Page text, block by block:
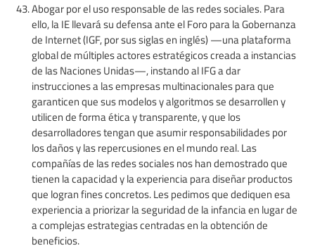
Abogar por el uso responsable de las redes sociales. Para
ello, la IE llevará su defensa ante el Foro para la Gobernanza
de Internet (IGF, por sus siglas en inglés) —una plataforma
global de múltiples actores estratégicos creada a instancias
de las Naciones Unidas—, instando al IFG a dar
instrucciones a las empresas multinacionales para que
garanticen que sus modelos y algoritmos se desarrollen y
utilicen de forma ética y transparente, y que los
desarrolladores tengan que asumir responsabilidades por
los daños y las repercusiones en el mundo real. Las
compañías de las redes sociales nos han demostrado que
tienen la capacidad y la experiencia para diseñar productos
que logran fines concretos. Les pedimos que dediquen esa
experiencia a priorizar la seguridad de la infancia en lugar de
a complejas estrategias centradas en la obtención de
beneficios.